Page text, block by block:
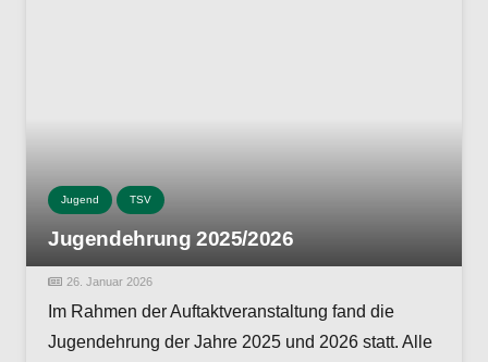
Jugend TSV
Jugendehrung 2025/2026
26. Januar 2026
Im Rahmen der Auftaktveranstaltung fand die
Jugendehrung der Jahre 2025 und 2026 statt. Alle